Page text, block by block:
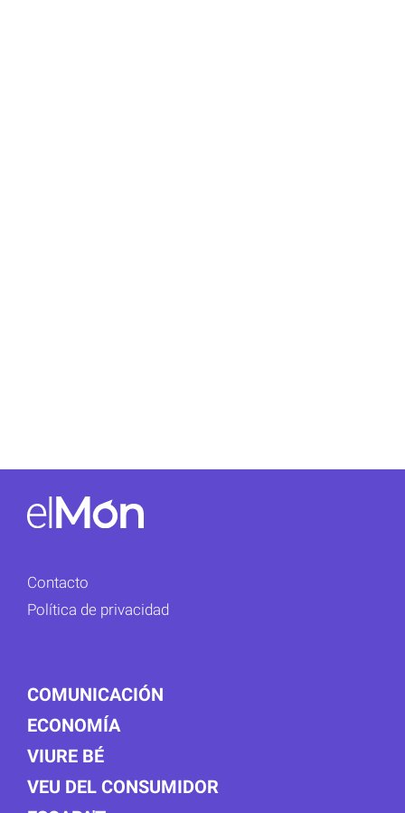
Contacto
Política de privacidad
COMUNICACIÓN
ECONOMÍA
VIURE BÉ
VEU DEL CONSUMIDOR